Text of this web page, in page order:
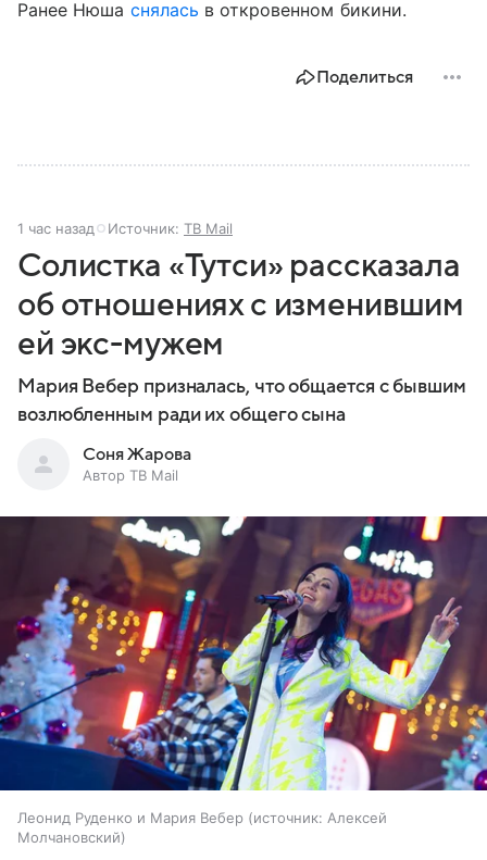
Ранее Нюша снялась в откровенном бикини.
Поделиться
1 час назад Источник: ТВ Mail
Солистка «Тутси» рассказала
об отношениях с изменившим
ей экс-мужем
Мария Вебер призналась, что общается с бывшим
возлюбленным ради их общего сына
Соня Жарова
Автор ТВ Mail
Леонид Руденко и Мария Вебер источник: Алексей
Молчановский